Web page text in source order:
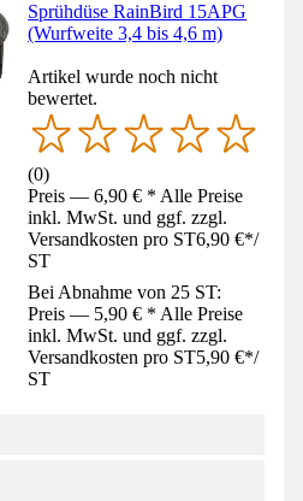
Sprühdüse RainBird 15APG
(Wurfweite 3,4 bis 4,6 m)
Artikel wurde noch nicht
bewertet.
(0)
Preis — 6,90 € * Alle Preise
inkl. MwSt. und ggf. zzgl.
Versandkosten pro ST6,90 €*/
ST
Bei Abnahme von 25 ST:
Preis — 5,90 € * Alle Preise
inkl. MwSt. und ggf. zzgl.
Versandkosten pro ST5,90 €*/
ST